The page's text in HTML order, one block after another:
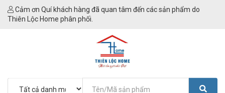
Cảm ơn Quí khách hàng đã quan tâm đến các sản phẩm do
Thiên Lộc Home phân phối.